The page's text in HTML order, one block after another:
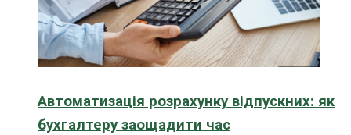
Автоматизація розрахунку відпускних: як
бухгалтеру заощадити час